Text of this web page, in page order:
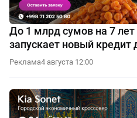
До 1 млрд сумов на 7 лет
запускает новый кредит
Реклама4 августа 12:00